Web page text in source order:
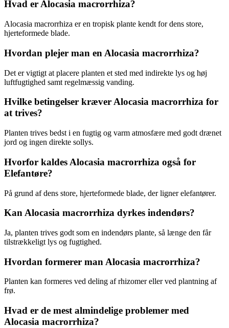
Hvad er Alocasia macrorrhiza?
Alocasia macrorrhiza er en tropisk plante kendt for dens store,
hjerteformede blade.
Hvordan plejer man en Alocasia macrorrhiza?
Det er vigtigt at placere planten et sted med indirekte lys og høj
luftfugtighed samt regelmæssig vanding.
Hvilke betingelser kræver Alocasia macrorrhiza for
at trives?
Planten trives bedst i en fugtig og varm atmosfære med godt drænet
jord og ingen direkte sollys.
Hvorfor kaldes Alocasia macrorrhiza også for
Elefantøre?
På grund af dens store, hjerteformede blade, der ligner elefantører.
Kan Alocasia macrorrhiza dyrkes indendørs?
Ja, planten trives godt som en indendørs plante, så længe den får
tilstrækkeligt lys og fugtighed.
Hvordan formerer man Alocasia macrorrhiza?
Planten kan formeres ved deling af rhizomer eller ved plantning af
frø.
Hvad er de mest almindelige problemer med
Alocasia macrorrhiza?